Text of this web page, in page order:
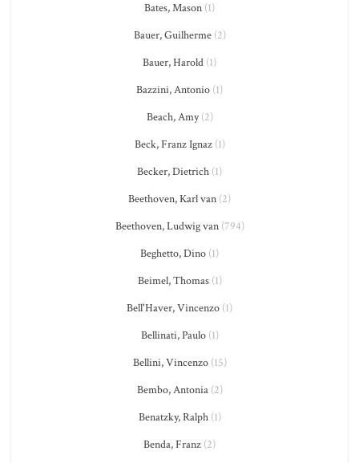
Bates, Mason (1)
Bauer, Guilherme(2)
Bauer, Harold (1)
Bazzini, Antonio (1)
Beach, Amy(2)
Beck, Franz Ignaz(1)
Becker, Dietrich (1)
Beethoven, Karl van (2)
Beethoven, Ludwig van(794)
Beghetto, Dino (1)
Beimel, Thomas(1)
Bell'Haver, Vincenzo (1)
Bellinati, Paulo(1)
Bellini, Vincenzo(15)
Bembo, Antonia(2)
Benatzky, Ralph(1)
Benda, Franz (2)